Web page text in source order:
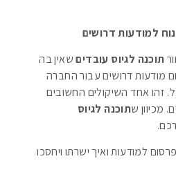
למודעות דרושים
תוכנה לגיוס עובדיםשאין בה
מודעות דרושים עבור החברה
זהו אחד השיקולים החשובים
מכיוון שתוכנה לגיוס
למודעות ואיך ישרתו ויחסכו